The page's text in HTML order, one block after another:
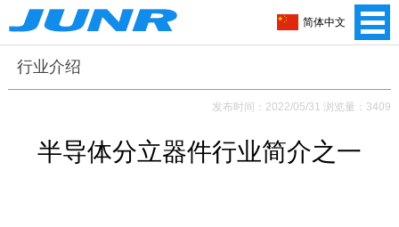
行业介绍
发布时间：2022/05/31 浏览量：3409
半导体分立器件行业简介之一
简体中文